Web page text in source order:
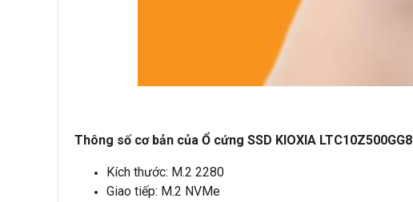
Thông số cơ bản của Ổ cứng SSD KIOXIA LTC10Z500GG8
Kích thước: M.2 2280
Giao tiếp: M.2 NVMe